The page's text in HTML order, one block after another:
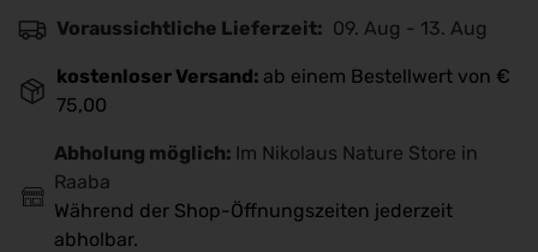
Voraussichtliche Lieferzeit: 09. Aug - 13. Aug
kostenloser Versand: ab einem Bestellwert von €
75,00
Abholung möglich: Im Nikolaus Nature Store in
Raaba
Während der Shop-Öffnungszeiten jederzeit
abholbar.